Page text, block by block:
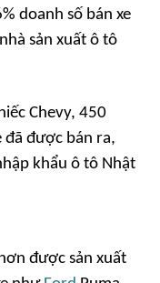
doanh số bán xe
sản xuất ô tô
Chevy, 450
đã được bán ra,
khẩu ô tô Nhật
được sản xuất